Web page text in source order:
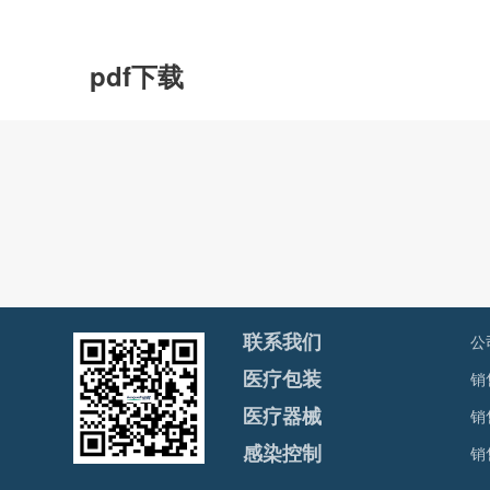
pdf下载
联系我们
公
医疗包装
销
医疗器械
销
感染控制
销